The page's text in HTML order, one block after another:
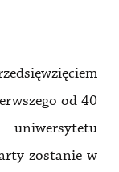
od 40
zostanie w